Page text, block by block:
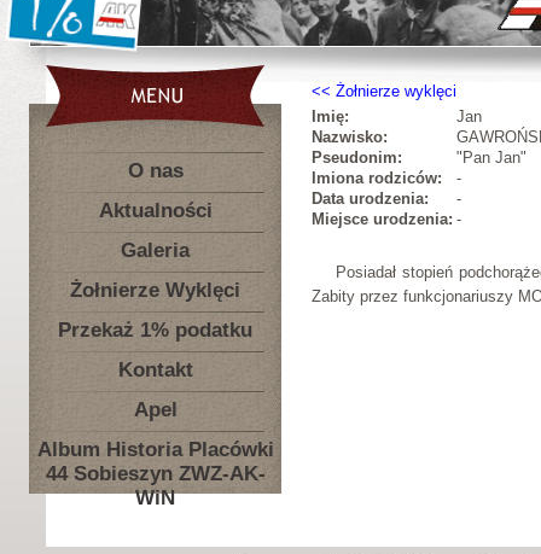
O nas
Aktualności
Galeria
Żołnierze Wyklęci
Przekaż 1% podatku
Kontakt
Apel
Album Historia Placówki
44 Sobieszyn ZWZ-AK-
WiN
Żołnierze wyklęci
Imię:
Jan
Nazwisko:
Pseudonim:
"Pan Jan"
Imiona rodziców:
-
Data urodzenia:
-
Miejsce urodzenia: -
Posiadał stopień
Zabity przez funkcjonariuszy